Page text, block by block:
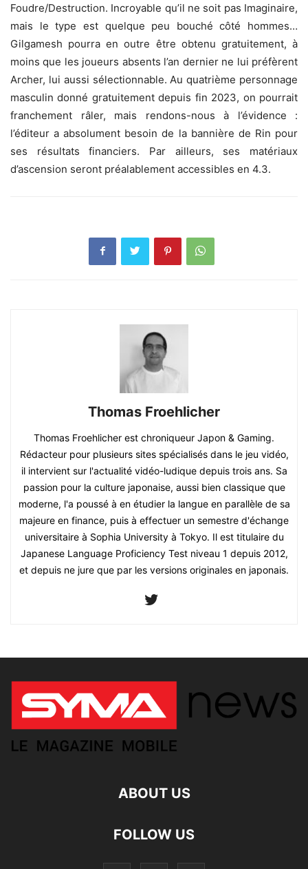
Foudre/Destruction. Incroyable qu’il ne soit pas Imaginaire,
mais le type est quelque peu bouché côté hommes…
Gilgamesh pourra en outre être obtenu gratuitement, à
moins que les joueurs absents l’an dernier ne lui préfèrent
Archer, lui aussi sélectionnable. Au quatrième personnage
masculin donné gratuitement depuis fin 2023, on pourrait
franchement râler, mais rendons-nous à l’évidence :
l’éditeur a absolument besoin de la bannière de Rin pour
ses résultats financiers. Par ailleurs, ses matériaux
d’ascension seront préalablement accessibles en 4.3.
Thomas Froehlicher
Thomas Froehlicher est chroniqueur Japon & Gaming.
Rédacteur pour plusieurs sites spécialisés dans le jeu vidéo,
il intervient sur l'actualité vidéo-ludique depuis trois ans. Sa
passion pour la culture japonaise, aussi bien classique que
moderne, l'a poussé à en étudier la langue en parallèle de sa
majeure en finance, puis à effectuer un semestre d'échange
universitaire à Sophia University à Tokyo. Il est titulaire du
Japanese Language Proficiency Test niveau 1 depuis 2012,
et depuis ne jure que par les versions originales en japonais.
ABOUT US
FOLLOW US